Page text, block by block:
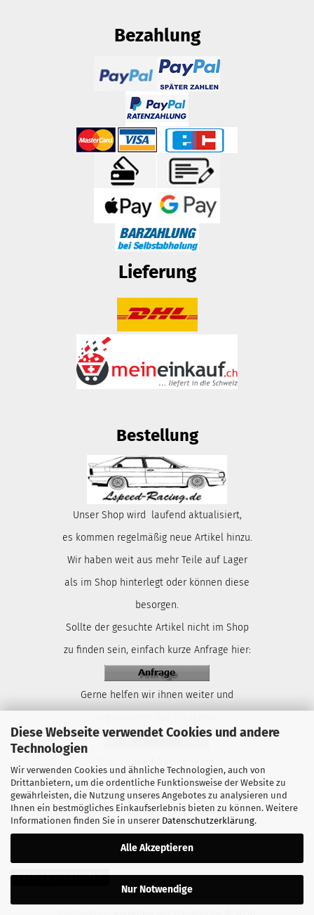
Diese Webseite verwendet Cookies und andere
Technologien
Wir verwenden Cookies und ähnliche Technologien, auch von
Drittanbietern, um die ordentliche Funktionsweise der Website zu
gewährleisten, die Nutzung unseres Angebotes zu analysieren und
Ihnen ein bestmögliches Einkaufserlebnis bieten zu können. Weitere
Informationen finden Sie in unserer Datenschutzerklärung.
Alle Akzeptieren
Nur Notwendige
Bezahlung
Lieferung
Bestellung
Unser Shop wird laufend aktualisiert,
es kommen regelmäßig neue Artikel hinzu.
Wir haben weit aus mehr Teile auf Lager
als im Shop hinterlegt oder können diese
besorgen.
Sollte der gesuchte Artikel nicht im Shop
zu finden sein, einfach kurze Anfrage hier:
Gerne helfen wir ihnen weiter und
Vertrag widerrufen